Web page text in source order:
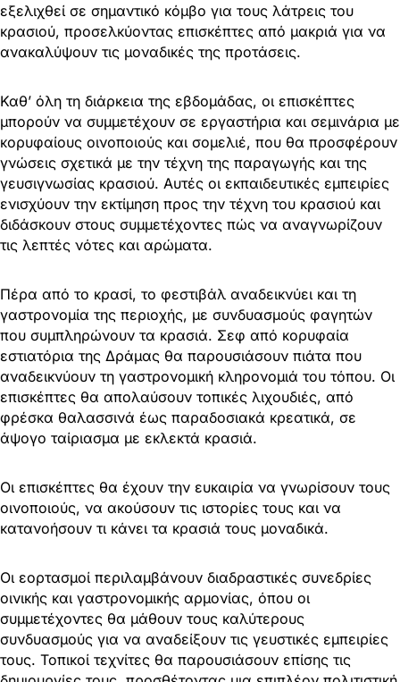
εξελιχθεί σε σημαντικό κόμβο για τους λάτρεις του
κρασιού, προσελκύοντας επισκέπτες από μακριά για να
ανακαλύψουν τις μοναδικές της προτάσεις.
Καθ’ όλη τη διάρκεια της εβδομάδας, οι επισκέπτες
μπορούν να συμμετέχουν σε εργαστήρια και σεμινάρια με
κορυφαίους οινοποιούς και σομελιέ, που θα προσφέρουν
γνώσεις σχετικά με την τέχνη της παραγωγής και της
γευσιγνωσίας κρασιού. Αυτές οι εκπαιδευτικές εμπειρίες
ενισχύουν την εκτίμηση προς την τέχνη του κρασιού και
διδάσκουν στους συμμετέχοντες πώς να αναγνωρίζουν
τις λεπτές νότες και αρώματα.
Πέρα από το κρασί, το φεστιβάλ αναδεικνύει και τη
γαστρονομία της περιοχής, με συνδυασμούς φαγητών
που συμπληρώνουν τα κρασιά. Σεφ από κορυφαία
εστιατόρια της Δράμας θα παρουσιάσουν πιάτα που
αναδεικνύουν τη γαστρονομική κληρονομιά του τόπου. Οι
επισκέπτες θα απολαύσουν τοπικές λιχουδιές, από
φρέσκα θαλασσινά έως παραδοσιακά κρεατικά, σε
άψογο ταίριασμα με εκλεκτά κρασιά.
Οι επισκέπτες θα έχουν την ευκαιρία να γνωρίσουν τους
οινοποιούς, να ακούσουν τις ιστορίες τους και να
κατανοήσουν τι κάνει τα κρασιά τους μοναδικά.
Οι εορτασμοί περιλαμβάνουν διαδραστικές συνεδρίες
οινικής και γαστρονομικής αρμονίας, όπου οι
συμμετέχοντες θα μάθουν τους καλύτερους
συνδυασμούς για να αναδείξουν τις γευστικές εμπειρίες
τους. Τοπικοί τεχνίτες θα παρουσιάσουν επίσης τις